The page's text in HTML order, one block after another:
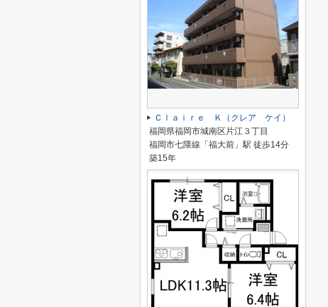
Ｃｌａｉｒｅ Ｋ（クレア ケイ）
福岡県福岡市城南区片江３丁目
福岡市七隈線「福大前」駅 徒歩14分
築15年